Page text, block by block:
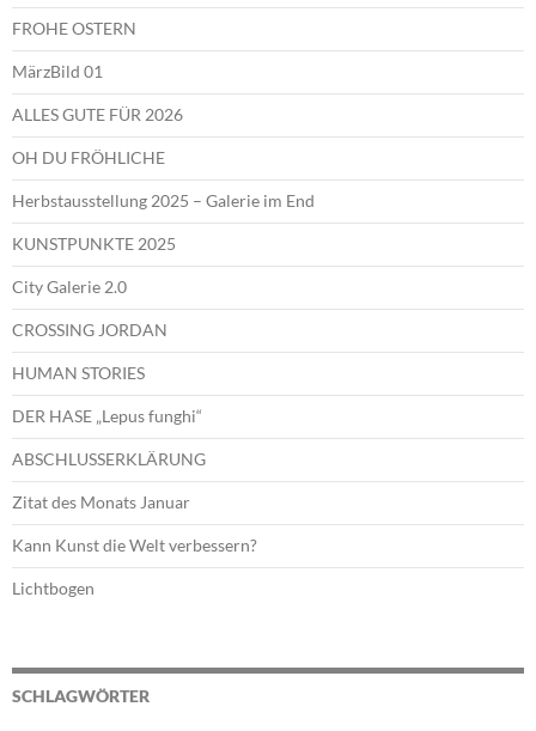
FROHE OSTERN
MärzBild 01
ALLES GUTE FÜR 2026
OH DU FRÖHLICHE
Herbstausstellung 2025 – Galerie im End
KUNSTPUNKTE 2025
City Galerie 2.0
CROSSING JORDAN
HUMAN STORIES
DER HASE „Lepus funghi“
ABSCHLUSSERKLÄRUNG
Zitat des Monats Januar
Kann Kunst die Welt verbessern?
Lichtbogen
SCHLAGWÖRTER